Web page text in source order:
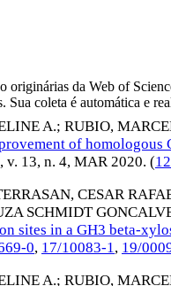
originárias da Web of
coleta é automática e
A.; RUBIO,
of homologous
, v. 13, n. 4, MAR 2020. (
CESAR
SCHMIDT
sites in a GH3 beta-
0, 17/10083-1, 19/
A.; RUBIO,